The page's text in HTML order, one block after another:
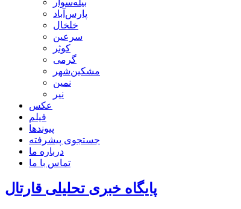
پارس‌آباد
خلخال
سرعین
کوثر
گرمی
مشکین‌شهر
نمین
نیر
عکس
فیلم
پیوندها
جستجوی پیشرفته
درباره ما
تماس با ما
پایگاه خبری تحلیلی قارتال